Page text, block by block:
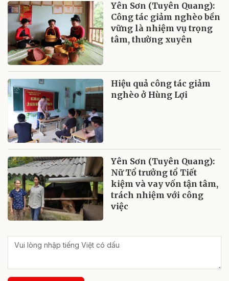
Yên Sơn (Tuyên Quang):
Công tác giảm nghèo bền
vững là nhiệm vụ trọng
tâm, thường xuyên
Hiệu quả công tác giảm
nghèo ở Hùng Lợi
Yên Sơn (Tuyên Quang):
Nữ Tổ trưởng tổ Tiết
kiệm và vay vốn tận tâm,
trách nhiệm với công
việc